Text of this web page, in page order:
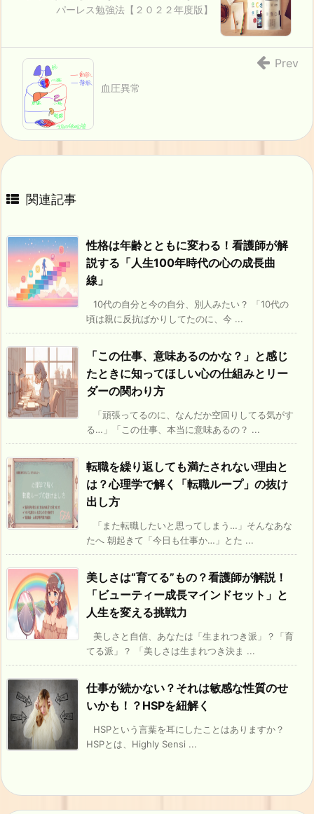
パーレス勉強法【２０２２年度版】
血圧異常
Prev
関連記事
性格は年齢とともに変わる！看護師が解
説する「人生100年時代の心の成長曲
線」
10代の自分と今の自分、別人みたい？ 「10代の
頃は親に反抗ばかりしてたのに、今 ...
「この仕事、意味あるのかな？」と感じ
たときに知ってほしい心の仕組みとリー
ダーの関わり方
「頑張ってるのに、なんだか空回りしてる気がす
る…」「この仕事、本当に意味あるの？ ...
転職を繰り返しても満たされない理由と
は？心理学で解く「転職ループ」の抜け
出し方
「また転職したいと思ってしまう…」そんなあな
たへ 朝起きて「今日も仕事か…」とた ...
美しさは“育てる”もの？看護師が解説！
「ビューティー成長マインドセット」と
人生を変える挑戦力
美しさと自信、あなたは「生まれつき派」？「育
てる派」？ 「美しさは生まれつき決ま ...
仕事が続かない？それは敏感な性質のせ
いかも！？HSPを紐解く
HSPという言葉を耳にしたことはありますか？
HSPとは、Highly Sensi ...